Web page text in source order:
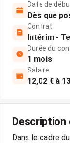
Date de
Dès que
Contrat
Intérim -
Durée du
1 mois
Salaire
12,02 € à
Description
Dans le cadre